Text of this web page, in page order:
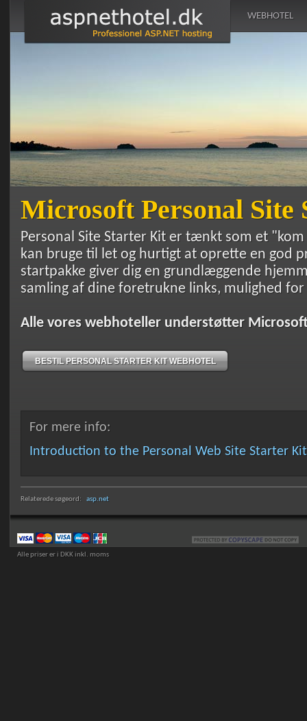
WEBHOTEL
Microsoft Personal
Personal Site Starter Kit er tænkt som et
kan bruge til let og hurtigt at oprette en god
startpakke giver dig en grundlæggende
samling af dine foretrukne links, mulighed
Alle vores webhoteller understøtter
BESTIL PERSONAL STARTER KIT WEBHOTEL
For mere info:
Introduction to the Personal Web Site Starter Kit
Relaterede søgeord: asp.net
Alle priser er i DKK inkl. moms